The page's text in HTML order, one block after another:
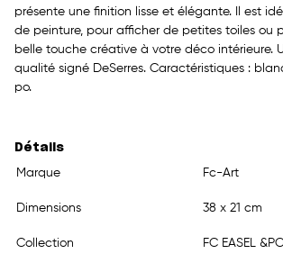
présente une finition lisse et élégante. Il est
de peinture, pour afficher de petites toiles ou
belle touche créative à votre déco intérieure.
qualité signé DeSerres. Caractéristiques :
po.
Détails
Marque
Fc-Art
Dimensions 38 x 21 cm
Collection FC EASEL